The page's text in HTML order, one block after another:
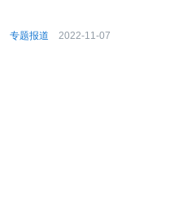
专题报道 2022-11-07